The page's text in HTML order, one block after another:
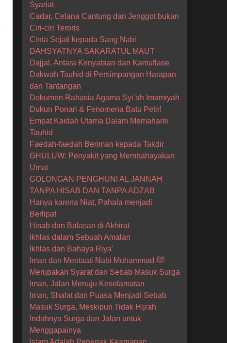
Syariat
Cadar, Celana Cantung dan Jenggot bukan
Ciri-ciri Teroris
Cinta Sejati kepada Sang Nabi
DAHSYATNYA SAKARATUL MAUT
Dajjal, Antara Kenyataan dan Kamuflase
Dakwah Tauhid di Persimpangan Harapan
dan Tantangan
Dokumen Rahasia Agama Syi’ah Imamiyah
Dukun Ponari & Fenomena Batu Petir!
Empat Kaidah Utama Dalam Memahami
Tauhid
Faedah-faedah Beriman kepada Takdir
GHULUW: Penyakit yang Membahayakan
Umat
GOLONGAN PENGHUNI AL JANNAH
TANPA HISAB DAN TANPA ADZAB
Hanya karena Niat, Pahala menjadi
Berlipat
Hisab dan Balasan di Akhirat
Ikhlas dalam Sebuah Amalan
Ikhlas dan Bahaya Riya'
Iman dan Mentaati Nabi Muhammad ﷺ
Merupakan Syarat dan Sebab Masuk Surga
Iman, Jalan Menuju Keselamatan
Iman, Shalat dan Puasa Menjadi Sebab
Masuk Surga, Meskipun Tidak Hijrah
Indahnya Surga dan Jalan untuk
Menggapainya